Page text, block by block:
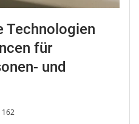
Technologien
für
und
162